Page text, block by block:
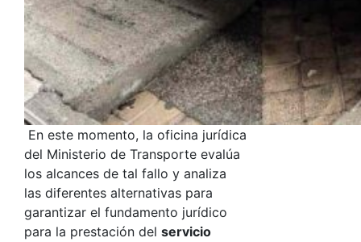
En este momento, la oficina jurídica
del Ministerio de Transporte evalúa
los alcances de tal fallo y analiza
las diferentes alternativas para
garantizar el fundamento jurídico
para la prestación del servicio